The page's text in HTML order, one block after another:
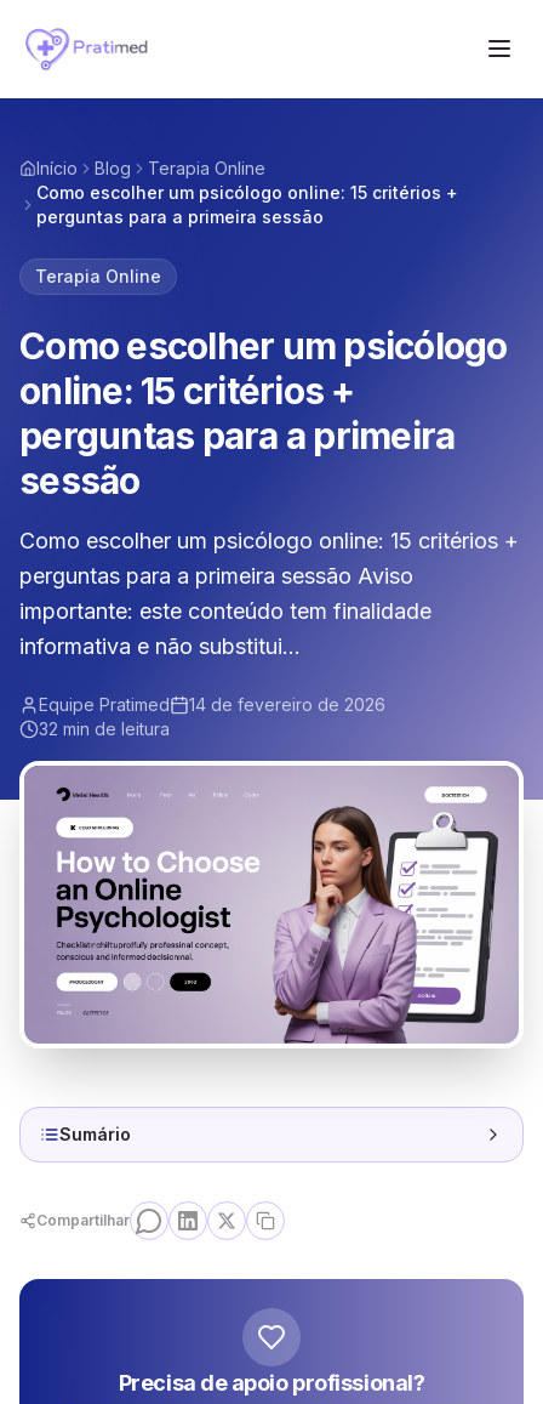
Início Blog
Terapia Online
Como escolher um psicólogo online: 15 critérios +
perguntas para a primeira sessão
Terapia Online
Como escolher um psicólogo
online: 15 critérios +
perguntas para a primeira
sessão
Como escolher um psicólogo online: 15 critérios +
perguntas para a primeira sessão Aviso
importante: este conteúdo tem finalidade
informativa e não substitui...
Equipe Pratimed
14 de fevereiro de 2026
32 min de leitura
Sumário
Compartilhar
Precisa de apoio profissional?